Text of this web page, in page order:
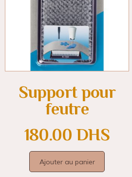
Support pour
feutre
180.00 DHS
Ajouter au panier